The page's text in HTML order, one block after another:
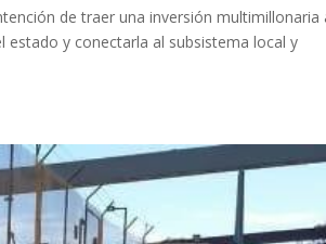
de traer una inversión multimillonaria
estado y conectarla al subsistema local y